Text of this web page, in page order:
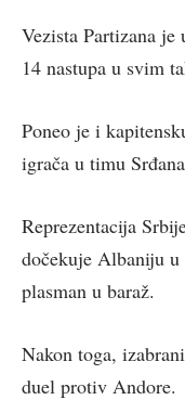
Vezista Partizana je
14 nastupa u svim
Poneo je i
igrača u timu
Reprezentacija
dočekuje Albaniju
plasman u baraž.
Nakon toga,
duel protiv Andore.